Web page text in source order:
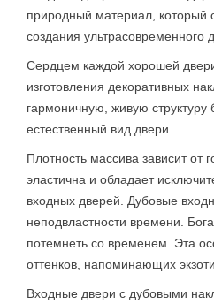
природный материал, который
создания ультрасовременного
Сердцем каждой хорошей
изготовления декоративных
гармоничную, живую структуру
естественный вид двери.
Плотность массива зависит
эластична и обладает
входных дверей. Дубовые
неподвластности времени.
потемнеть со временем. Эта
оттенков, напоминающих
Входные двери с дубовыми